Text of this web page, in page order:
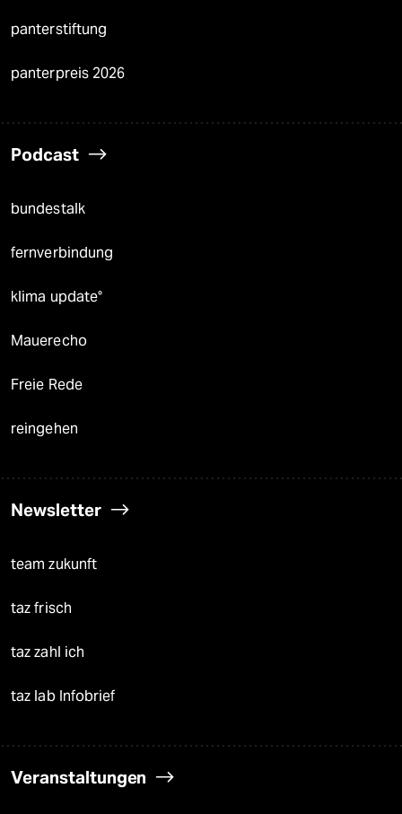
panterstiftung
panterpreis 2026
Podcast
bundestalk
fernverbindung
klima update°
Mauerecho
Freie Rede
reingehen
Newsletter
team zukunft
taz frisch
taz zahl ich
taz lab Infobrief
Veranstaltungen